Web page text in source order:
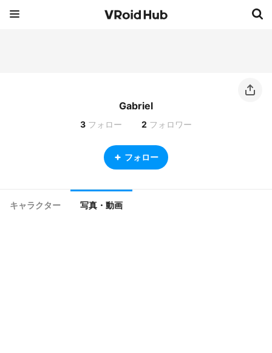
Gabriel
3 フォロー 2 フォロワー
フォロー
キャラクター 写真・動画